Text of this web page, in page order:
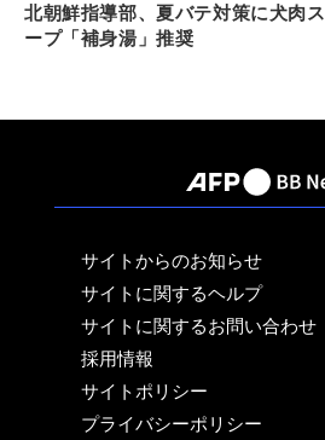
北朝鮮指導部、夏バテ対策に犬肉ス
ープ「補身湯」推奨
サイトからのお知らせ
サイトに関するヘルプ
サイトに関するお問い合わせ
採用情報
サイトポリシー
プライバシーポリシー